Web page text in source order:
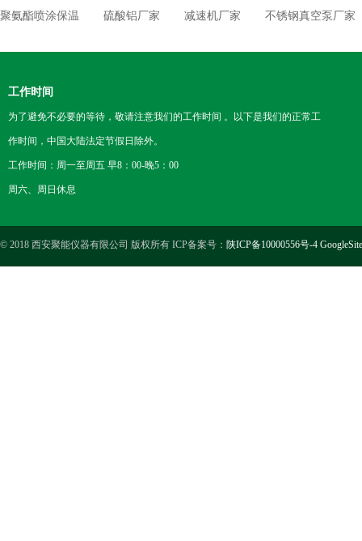
聚氨酯喷涂保温 硫酸铝厂家 减速机厂家 不锈钢真空泵厂家
工作时间
为了避免不必要的等待，敬请注意我们的工作时间 。以下是我们的正常工
作时间，中国大陆法定节假日除外。
工作时间：周一至周五 早8：00-晚5：00
周六、周日休息
© 2018 西安聚能仪器有限公司 版权所有 ICP备案号： 陕ICP备10000556号-4